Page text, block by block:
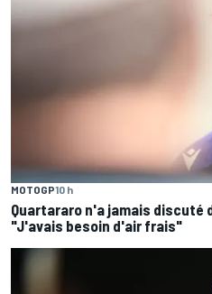
MOTOGP10 h
Quartararo n'a jamais discuté
"J'avais besoin d'air frais"